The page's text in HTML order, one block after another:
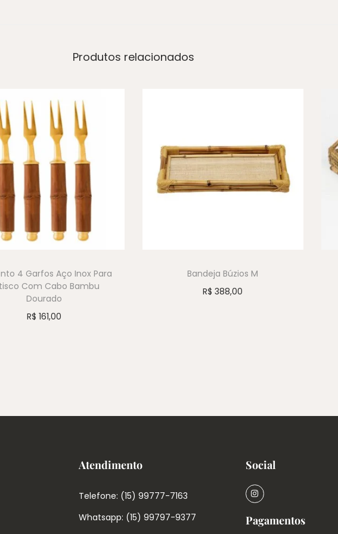
Produtos relacionados
4 Garfos Aço Inox Para
Com Cabo Bambu
Dourado
R$ 161,00
Bandeja Búzios M
R$ 388,00
Atendimento
Telefone: (15) 99777-7163
Whatsapp: (15) 99797-9377
Social
Pagamentos